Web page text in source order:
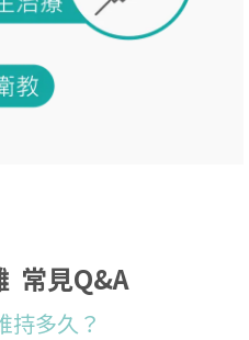
常見Q&A
持多久？